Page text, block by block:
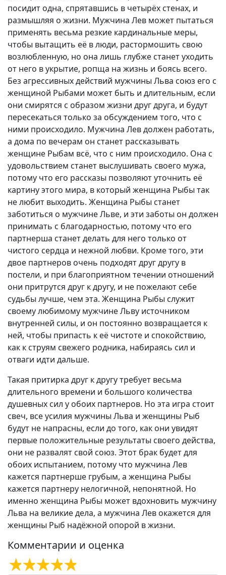
посидит одна, спрятавшись в четырёх стенах, и
размышляя о жизни. Мужчина Лев может пытаться
применять весьма резкие кардинальные меры,
чтобы вытащить её в люди, растормошить свою
возлюбленную, но она лишь глубже станет уходить
от него в укрытие, ропща на жизнь и боясь всего.
Без агрессивных действий мужчины Льва союз его с
женщиной Рыбами может быть и длительным, если
они смирятся с образом жизни друг друга, и будут
пересекаться только за обсуждением того, что с
ними происходило. Мужчина Лев должен работать,
а дома по вечерам он станет рассказывать
женщине Рыбам всё, что с ним происходило. Она с
удовольствием станет выслушивать своего мужа,
потому что его рассказы позволяют уточнить её
картину этого мира, в который женщина Рыбы так
не любит выходить. Женщина Рыбы станет
заботиться о мужчине Льве, и эти заботы он должен
принимать с благодарностью, потому что его
партнерша станет делать для него только от
чистого сердца и нежной любви. Кроме того, эти
двое партнеров очень подходят друг другу в
постели, и при благоприятном течении отношений
они притрутся друг к другу, и не пожелают себе
судьбы лучше, чем эта. Женщина Рыбы служит
своему любимому мужчине Льву источником
внутренней силы, и он постоянно возвращается к
ней, чтобы припасть к её чистоте и спокойствию,
как к струям свежего родника, набираясь сил и
отваги идти дальше.
Такая притирка друг к другу требует весьма
длительного времени и большого количества
душевных сил у обоих партнеров. Но эта игра стоит
свеч, все усилия мужчины Льва и женщины Рыб
будут не напрасны, если до того, как они увидят
первые положительные результаты своего действа,
они не развалят свой союз. Этот брак будет для
обоих испытанием, потому что мужчина Лев
кажется партнерше грубым, а женщина Рыбы
кажется партнеру нелогичной, непонятной. Но
именно женщина Рыбы может вдохновить мужчину
Льва на великие дела, а мужчина Лев окажется для
женщины Рыб надёжной опорой в жизни.
Комментарии и оценка